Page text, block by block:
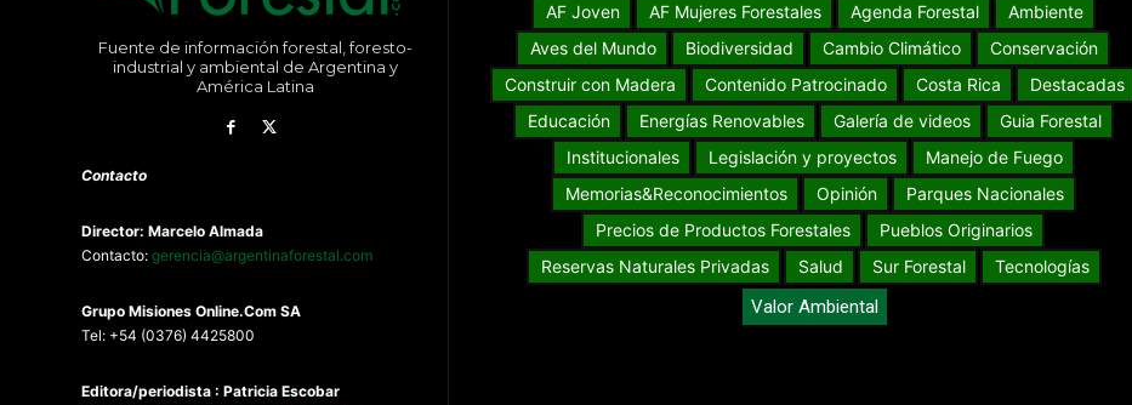
Fuente de información forestal, foresto-
industrial y ambiental de Argentina y
América Latina
Contacto
Director: Marcelo Almada
Contacto: gerencia@argentinaforestal.com
Grupo MisionesOnline.Com SA
Tel: +54 (0376) 4425800
Editora/periodista : Patricia Escobar
AF Joven AF Mujeres Forestales Agenda Forestal
Ambiente
Aves del Mundo
Biodiversidad Cambio Climático
Conservación
Construir con Madera
Contenido Patrocinado Costa Rica
Destacadas
Educación
Energías Renovables Galería de videos
Guia Forestal
Institucionales
Legislación y proyectos
Manejo de Fuego
Memorias&Reconocimientos
Opinión
Parques Nacionales
Precios de Productos Forestales
Pueblos Originarios
Reservas Naturales Privadas
Salud Sur Forestal Tecnologías
Valor Ambiental